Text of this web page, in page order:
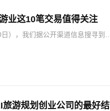
业这10笔交易值得关注
），我们据公开渠道信息搜寻到了
游规划创业公司的最好结